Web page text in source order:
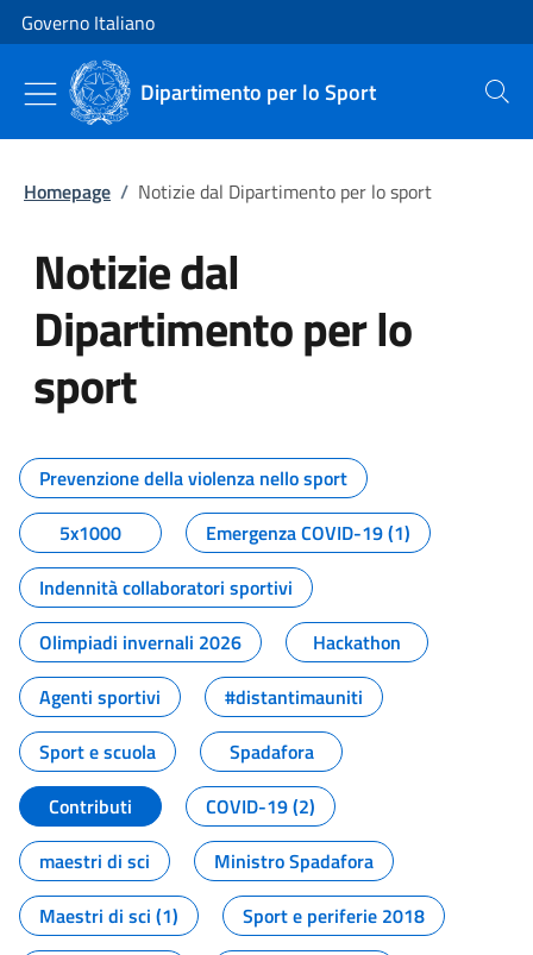
Vai al contenuto
Vai alla navigazione del sito
Governo Italiano
Dipartimento per lo Sport Cerca
Homepage / Notizie dal Dipartimento per lo sport
Notizie dal
Dipartimento per lo
sport
Tutti i contenuti della pagina
Prevenzione della violenza nello sport
5x1000
Emergenza COVID-19 (1)
Indennità collaboratori sportivi
Olimpiadi invernali 2026
Hackathon
Agenti sportivi
#distantimauniti
Sport e scuola
Spadafora
Contributi
COVID-19 (2)
maestri di sci
Ministro Spadafora
Maestri di sci (1)
Sport e periferie 2018